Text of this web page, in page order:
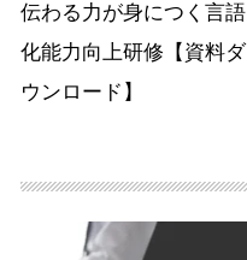
伝わる力が身につく言語
化能力向上研修【資料ダ
ウンロード】